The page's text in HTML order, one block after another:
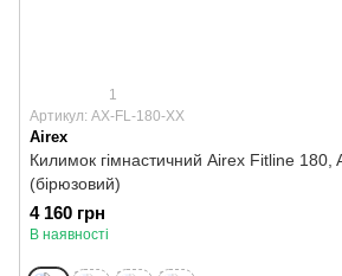
1
Артикул: AX-FL-180-XX
Airex
Килимок гімнастичний Airex Fitline 180,
(бірюзовий)
4 160 грн
В наявності